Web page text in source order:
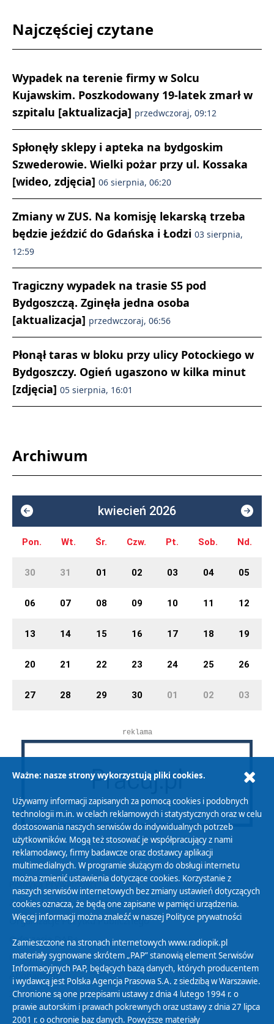
Najczęściej czytane
Wypadek na terenie firmy w Solcu
Kujawskim. Poszkodowany 19-latek zmarł w
szpitalu [aktualizacja] przedwczoraj, 09:12
Spłonęły sklepy i apteka na bydgoskim
Szwederowie. Wielki pożar przy ul. Kossaka
[wideo, zdjęcia] 06 sierpnia, 06:20
Zmiany w ZUS. Na komisję lekarską trzeba
będzie jeździć do Gdańska i Łodzi 03 sierpnia,
12:59
Tragiczny wypadek na trasie S5 pod
Bydgoszczą. Zginęła jedna osoba
[aktualizacja] przedwczoraj, 06:56
Płonął taras w bloku przy ulicy Potockiego w
Bydgoszczy. Ogień ugaszono w kilka minut
[zdjęcia] 05 sierpnia, 16:01
Archiwum
kwiecień 2026
Pon. Wt. Śr. Czw. Pt. Sob. Nd.
30 31 01 02 03 04 05
06 07 08 09 10 11 12
13 14 15 16 17 18 19
20 21 22 23 24 25 26
27 28 29 30 01 02 03
reklama
Polityka Prywatności
Zasady korzystania z Serwisu
Organizacje Pożytku Publicznego
Cyfryzacja DAB+
Polityka ochrony danych osobowych
Abonament
Zamówienia publiczne
Ważne: nasze strony wykorzystują pliki cookies.
Używamy informacji zapisanych za pomocą cookies i podobnych
technologii m.in. w celach reklamowych i statystycznych oraz w celu
dostosowania naszych serwisów do indywidualnych potrzeb
użytkowników. Mogą też stosować je współpracujący z nami
reklamodawcy, firmy badawcze oraz dostawcy aplikacji
multimedialnych. W programie służącym do obsługi internetu
można zmienić ustawienia dotyczące cookies. Korzystanie z
naszych serwisów internetowych bez zmiany ustawień dotyczących
cookies oznacza, że będą one zapisane w pamięci urządzenia.
Więcej informacji można znaleźć w naszej Polityce prywatności
Zamieszczone na stronach internetowych www.radiopik.pl
materiały sygnowane skrótem „PAP” stanowią element Serwisów
Informacyjnych PAP, będących bazą danych, których producentem
i wydawcą jest Polska Agencja Prasowa S.A. z siedzibą w Warszawie.
Chronione są one przepisami ustawy z dnia 4 lutego 1994 r. o
prawie autorskim i prawach pokrewnych oraz ustawy z dnia 27 lipca
2001 r. o ochronie baz danych. Powyższe materiały